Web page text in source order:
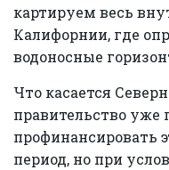
картируем весь
Калифорнии, где
водоносные
Что касается
правительство уже
профинансировать
период, но при